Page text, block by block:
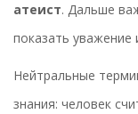
атеист. Дальше
показать уважение
Нейтральные
знания: человек